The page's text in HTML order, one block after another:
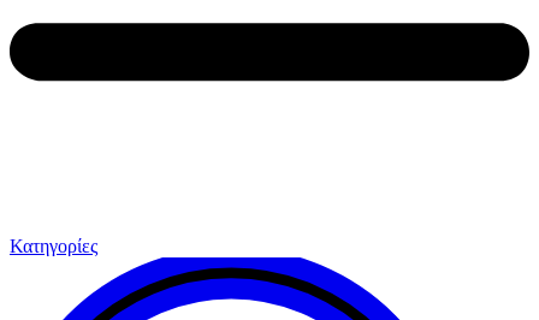
Κατηγορίες